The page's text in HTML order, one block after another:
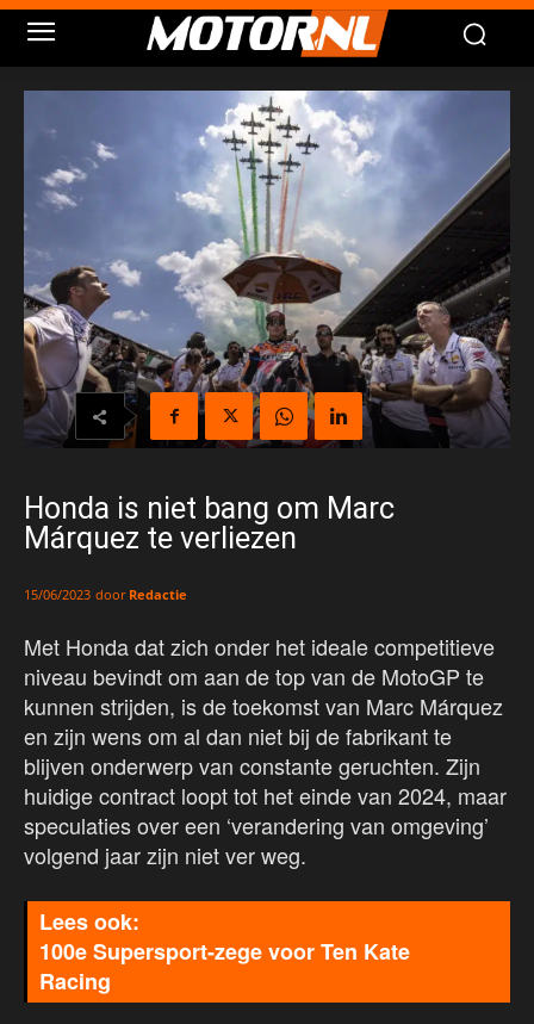
Honda is niet bang om Marc
Márquez te verliezen
15/06/2023 door Redactie
Met Honda dat zich onder het ideale competitieve
niveau bevindt om aan de top van de MotoGP te
kunnen strijden, is de toekomst van Marc Márquez
en zijn wens om al dan niet bij de fabrikant te
blijven onderwerp van constante geruchten. Zijn
huidige contract loopt tot het einde van 2024, maar
speculaties over een ‘verandering van omgeving’
volgend jaar zijn niet ver weg.
100e Supersport-zege voor Ten Kate
Racing